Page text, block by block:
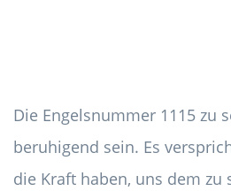
Die Engelsnummer 1115 zu
beruhigend sein. Es
die Kraft haben, uns dem zu